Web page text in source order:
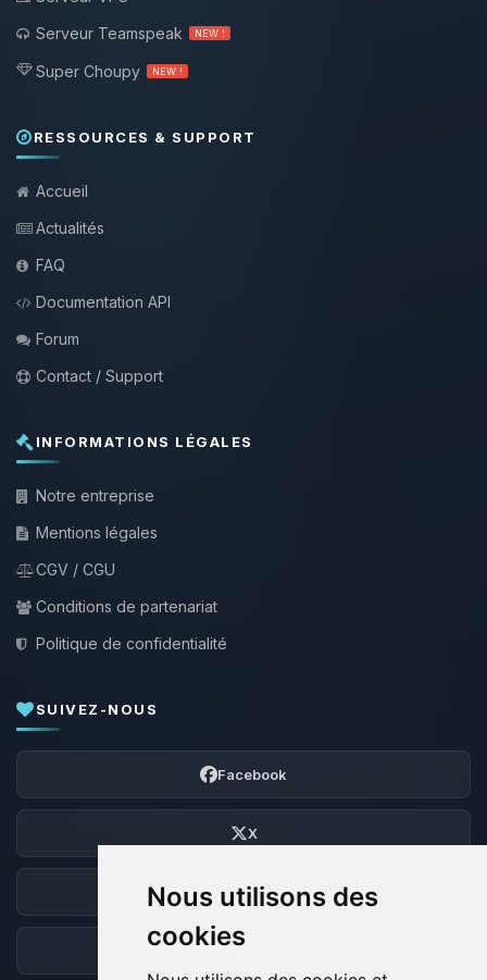
Nous utilisons des
cookies
Serveur Teamspeak
NEW !
Super Choupy NEW !
RESSOURCES & SUPPORT
Accueil
Actualités
FAQ
Documentation API
Forum
Contact / Support
INFORMATIONS LÉGALES
Notre entreprise
Mentions légales
CGV / CGU
Conditions de partenariat
Politique de confidentialité
SUIVEZ-NOUS
Facebook
X
Discord
Forum